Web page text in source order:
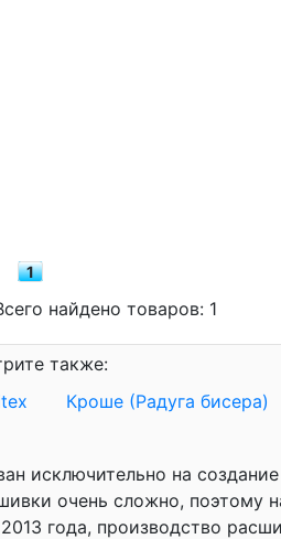
1
найдено товаров: 1
также:
Кроше (Радуга бисера)
исключительно на
очень сложно,
года, производство